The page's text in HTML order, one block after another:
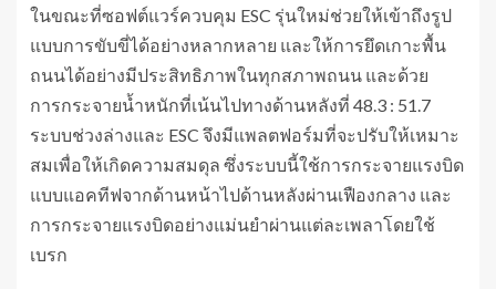
ในขณะที่ซอฟต์แวร์ควบคุม ESC รุ่นใหม่ช่วยให้เข้าถึงรูป
แบบการขับขี่ได้อย่างหลากหลาย และให้การยึดเกาะพื้น
ถนนได้อย่างมีประสิทธิภาพในทุกสภาพถนน และด้วย
การกระจายน้ำหนักที่เน้นไปทางด้านหลังที่ 48.3 : 51.7
ระบบช่วงล่างและ ESC จึงมีแพลตฟอร์มที่จะปรับให้เหมาะ
สมเพื่อให้เกิดความสมดุล ซึ่งระบบนี้ใช้การกระจายแรงบิด
แบบแอคทีฟจากด้านหน้าไปด้านหลังผ่านเฟืองกลาง และ
การกระจายแรงบิดอย่างแม่นยำผ่านแต่ละเพลาโดยใช้
เบรก